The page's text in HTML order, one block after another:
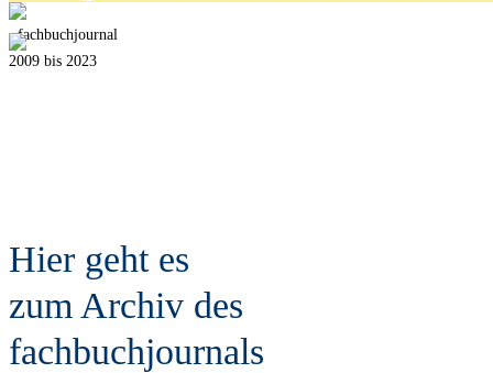
fachbuchjournal
2009 bis 2023
Hier geht es
zum Archiv des
fachbuchjournals